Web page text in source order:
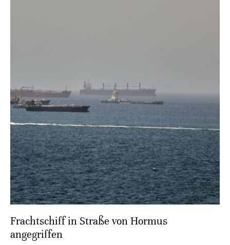
Frachtschiff in Straße von Hormus
angegriffen